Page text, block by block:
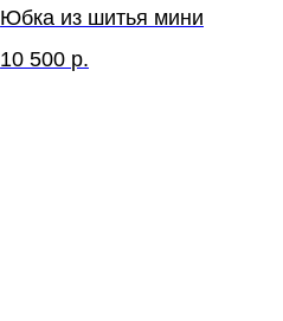
Юбка из шитья мини
10 500 р.